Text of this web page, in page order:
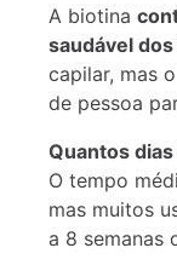
A biotina
saudável
capilar, mas
de pessoa
Quantos
O tempo
mas muitos
a 8 semanas